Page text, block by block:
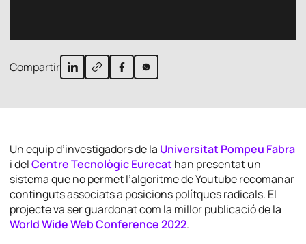
Compartir
Un equip d’investigadors de la Universitat Pompeu Fabra
i delCentre Tecnològic Eurecat han presentat un
sistema que no permet l’algoritme de Youtube recomanar
continguts associats a posicions polítques radicals. El
projecte va ser guardonat com la millor publicació de la
World Wide Web Conference 2022.